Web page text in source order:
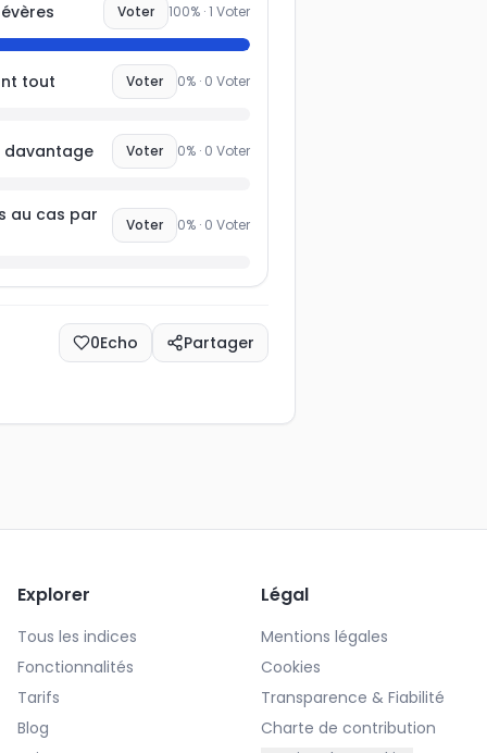
Voter 100% ·1 Voter
tout Voter 0% · 0 Voter
davantage Voter 0% · 0 Voter
au cas par Voter 0% · 0 Voter
0Echo Partager
Explorer
Tous les indices
Fonctionnalités
Tarifs
Blog
Légal
Mentions légales
Cookies
Transparence & Fiabilité
Charte de contribution